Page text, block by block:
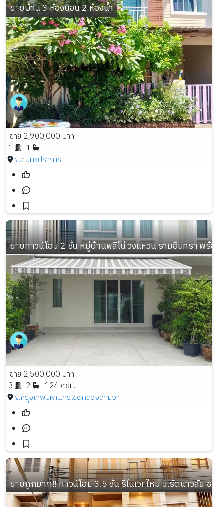
ขายบ้าน 3 ห้องนอน 2 ห้องน้ำ
ขาย 2,900,000 บาท
1
1
จ.สมุทรปราการ
ขายทาวน์โฮม 2 ชั้น หมู่บ้านพลีโน่ วงแหวน รามอินทรา พร้อ
ขาย 2,500,000 บาท
3
2
124 ตรม.
จ.กรุงเทพมหานครเขตคลองสามวา
ขายถูกมาก!! ทาวน์โฮม 3.5 ชั้น รีโนเวทใหม่ ม.รัตนาวลัย